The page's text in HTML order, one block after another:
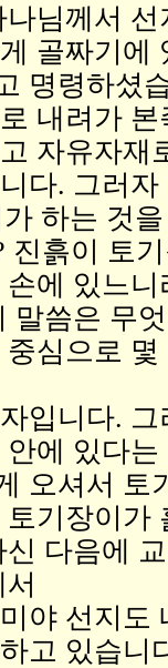
나님께서
골짜기에
명령하셨
내려가
자유자재
다. 그러
하는 것
진흙이 토
손에 있느
말씀은 무
중심으로
입니다.
안에 있다
오셔서 토
토기장이가
신 다음에
야 선지도
고 있습니